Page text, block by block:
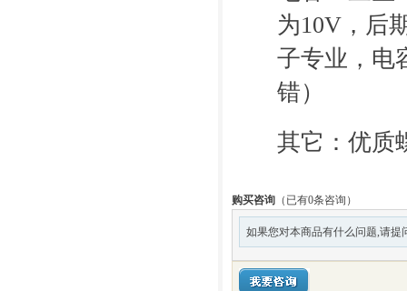
为10V，后
子专业，电
错）
其它：优质
购买咨询 （已有0条咨询）
如果您对本商品有什么问题,请提